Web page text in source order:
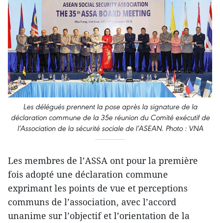
Les délégués prennent la pose après la signature de la
déclaration commune de la 35e réunion du Comité exécutif de
l’Association de la sécurité sociale de l’ASEAN. Photo : VNA
Les membres de l’ASSA ont pour la première
fois adopté une déclaration commune
exprimant les points de vue et perceptions
communs de l’association, avec l’accord
unanime sur l’objectif et l’orientation de la